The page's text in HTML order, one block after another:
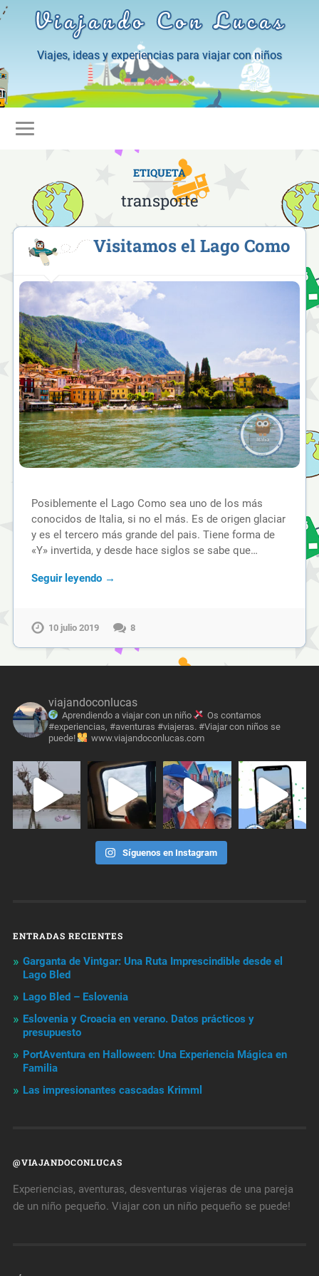
Viajando Con Lucas
Viajes, ideas y experiencias para viajar con niños
ETIQUETA
transporte
Visitamos el Lago Como
Posiblemente el Lago Como sea uno de los más
conocidos de Italia, si no el más. Es de origen glaciar
y es el tercero más grande del pais. Tiene forma de
«Y» invertida, y desde hace siglos se sabe que…
Seguir leyendo →
10 julio 2019 8
viajandoconlucas
Aprendiendo a viajar con un niño
Os contamos
#experiencias, #aventuras #viajeras. #Viajar con niños se
puede!
www.viajandoconlucas.com
Síguenos en Instagram
ENTRADAS RECIENTES
Garganta de Vintgar: Una Ruta Imprescindible desde el
Lago Bled
Lago Bled – Eslovenia
Eslovenia y Croacia en verano. Datos prácticos y
presupuesto
PortAventura en Halloween: Una Experiencia Mágica en
Familia
Las impresionantes cascadas Krimml
@VIAJANDOCONLUCAS
Experiencias, aventuras, desventuras viajeras de una pareja
de un niño pequeño. Viajar con un niño pequeño se puede!